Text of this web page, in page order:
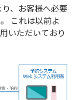
、お客様へ必要
これは以前よ
いただいており